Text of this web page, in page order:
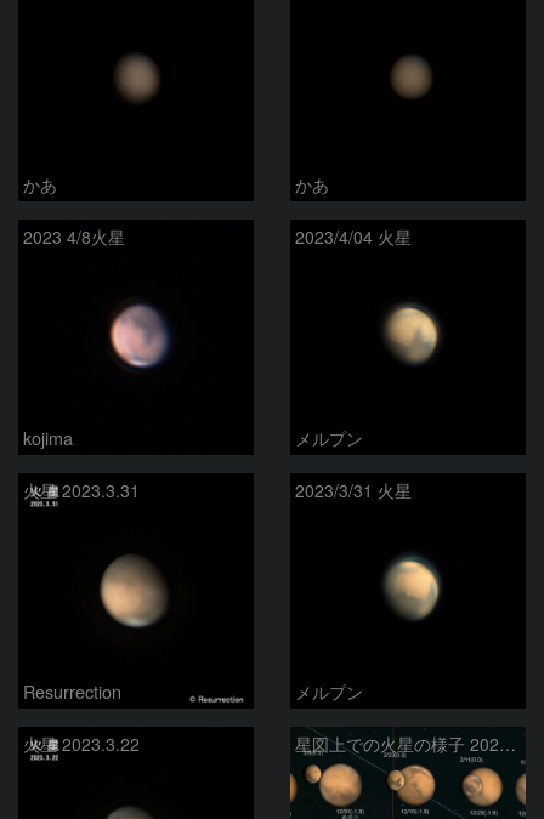
かあ かあ
2023 4/8火星
kojima
2023/4/04 火星
メルプン
火星 2023.3.31
Resurrection
2023/3/31 火星
メルプン
火星 2023.3.22 星図上での火星の様子 2022-09-01から2023-03-22